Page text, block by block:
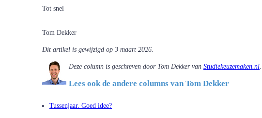
Tot snel
Tom Dekker
Dit artikel is gewijzigd op 3 maart 2026.
Deze column is geschreven door Tom Dekker van Studiekeuzemaken.nl.
Lees ook de andere columns van Tom Dekker
Tussenjaar. Goed idee?